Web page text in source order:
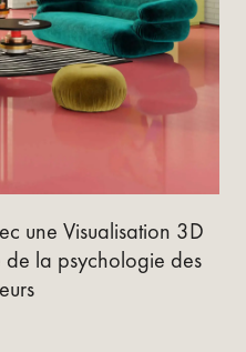
une Visualisation 3D
de la psychologie des